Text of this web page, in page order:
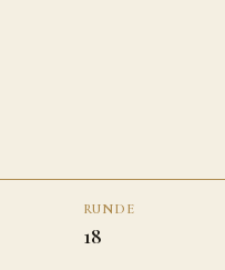
RUNDE
18